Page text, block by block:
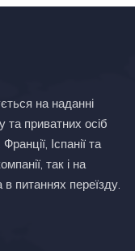
на наданні
та приватних осіб
Іспанії та
так і на
в питаннях переїзду.